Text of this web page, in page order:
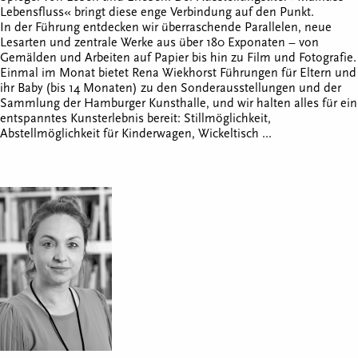
Lebensfluss« bringt diese enge Verbindung auf den Punkt.
In der Führung entdecken wir überraschende Parallelen, neue
Lesarten und zentrale Werke aus über 180 Exponaten – von
Gemälden und Arbeiten auf Papier bis hin zu Film und Fotografie.
Einmal im Monat bietet Rena Wiekhorst Führungen für Eltern und
ihr Baby (bis 14 Monaten) zu den Sonderausstellungen und der
Sammlung der Hamburger Kunsthalle, und wir halten alles für ein
entspanntes Kunsterlebnis bereit: Stillmöglichkeit,
Abstellmöglichkeit für Kinderwagen, Wickeltisch ...